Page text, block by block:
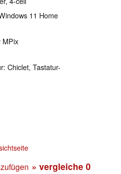
11 Home
MPix
Chiclet, Tastatur-
» vergleiche 0